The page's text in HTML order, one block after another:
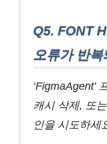
Q5. FONT
오류가 반복
‘FigmaAgent’
캐시 삭제, 또
인을 시도하세